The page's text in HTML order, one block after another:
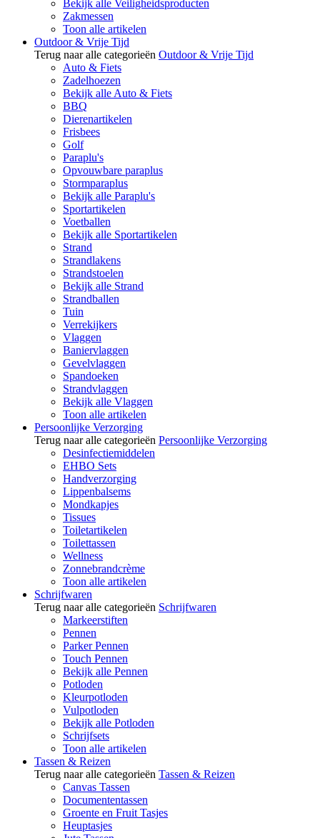
Bekijk alle Veiligheidsproducten
Zakmessen
Toon alle artikelen
Outdoor & Vrije Tijd
Terug naar alle categorieën Outdoor & Vrije Tijd
Auto & Fiets
Zadelhoezen
Bekijk alle Auto & Fiets
BBQ
Dierenartikelen
Frisbees
Golf
Paraplu's
Opvouwbare paraplus
Stormparaplus
Bekijk alle Paraplu's
Sportartikelen
Voetballen
Bekijk alle Sportartikelen
Strand
Strandlakens
Strandstoelen
Bekijk alle Strand
Strandballen
Tuin
Verrekijkers
Vlaggen
Baniervlaggen
Gevelvlaggen
Spandoeken
Strandvlaggen
Bekijk alle Vlaggen
Toon alle artikelen
Persoonlijke Verzorging
Terug naar alle categorieën Persoonlijke Verzorging
Desinfectiemiddelen
EHBO Sets
Handverzorging
Lippenbalsems
Mondkapjes
Tissues
Toiletartikelen
Toilettassen
Wellness
Zonnebrandcrème
Toon alle artikelen
Schrijfwaren
Terug naar alle categorieën Schrijfwaren
Markeerstiften
Pennen
Parker Pennen
Touch Pennen
Bekijk alle Pennen
Potloden
Kleurpotloden
Vulpotloden
Bekijk alle Potloden
Schrijfsets
Toon alle artikelen
Tassen & Reizen
Terug naar alle categorieën Tassen & Reizen
Canvas Tassen
Documententassen
Groente en Fruit Tasjes
Heuptasjes